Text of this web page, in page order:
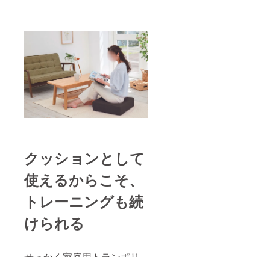
クッションとして
使えるからこそ、
トレーニングも続
けられる